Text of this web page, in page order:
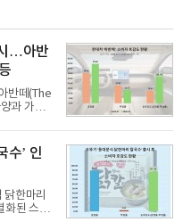
…아반
반떼(The
과 가격
델로, ▲정
자인 ▲
▲글로벌
높인 주
을 통해
.아반떼
트레인
수’ 인
한마리
화된 스토